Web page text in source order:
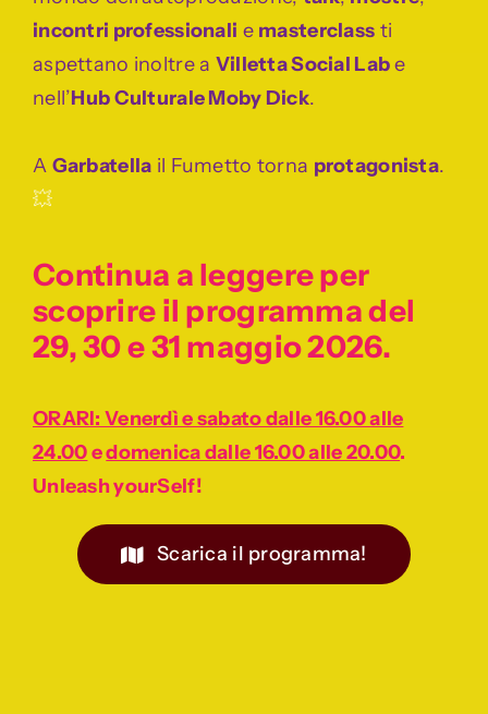
incontri professionali e masterclass ti
aspettano inoltre a Villetta Social Labe
nell’Hub Culturale Moby Dick.
A Garbatella il Fumetto torna protagonista.
💥
Continua a leggere per
scoprire il programma del
29, 30 e 31 maggio 2026.
ORARI: Venerdì e sabato dalle 16.00 alle
24.00edomenica dalle 16.00 alle 20.00.
Unleash yourSelf!
Scarica il programma!